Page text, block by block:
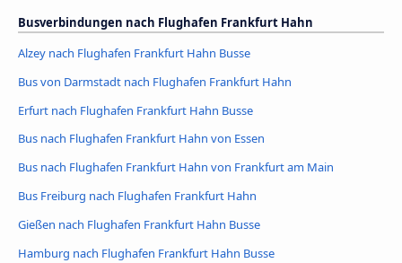
Busverbindungen nach Flughafen Frankfurt Hahn
Alzey nach Flughafen Frankfurt Hahn Busse
Bus von Darmstadt nach Flughafen Frankfurt Hahn
Erfurt nach Flughafen Frankfurt Hahn Busse
Bus nach Flughafen Frankfurt Hahn von Essen
Bus nach Flughafen Frankfurt Hahn von Frankfurt am Main
Bus Freiburg nach Flughafen Frankfurt Hahn
Gießen nach Flughafen Frankfurt Hahn Busse
Hamburg nach Flughafen Frankfurt Hahn Busse